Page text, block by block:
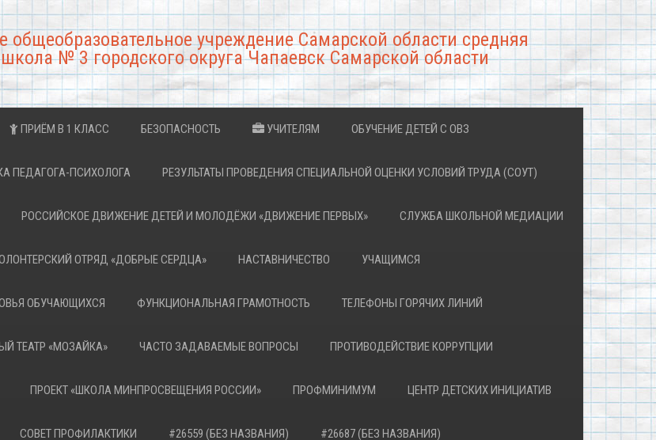
общеобразовательное учреждение Самарской области средняя
№ 3 городского округа Чапаевск Самарской области
ПРИЁМ В 1 КЛАСС БЕЗОПАСНОСТЬ УЧИТЕЛЯМ ОБУЧЕНИЕ ДЕТЕЙ С ОВЗ
ПЕДАГОГА-ПСИХОЛОГА РЕЗУЛЬТАТЫ ПРОВЕДЕНИЯ СПЕЦИАЛЬНОЙ ОЦЕНКИ УСЛОВИЙ ТРУДА (СОУТ)
РОССИЙСКОЕ ДВИЖЕНИЕ ДЕТЕЙ И МОЛОДЁЖИ «ДВИЖЕНИЕ ПЕРВЫХ» СЛУЖБА ШКОЛЬНОЙ МЕДИАЦИИ
ОТРЯД «ДОБРЫЕ СЕРДЦА» НАСТАВНИЧЕСТВО УЧАЩИМСЯ
ОБУЧАЮЩИХСЯ ФУНКЦИОНАЛЬНАЯ ГРАМОТНОСТЬ ТЕЛЕФОНЫ ГОРЯЧИХ ЛИНИЙ
ТЕАТР «МОЗАЙКА» ЧАСТО ЗАДАВАЕМЫЕ ВОПРОСЫ ПРОТИВОДЕЙСТВИЕ КОРРУПЦИИ
ПРОЕКТ «ШКОЛА МИНПРОСВЕЩЕНИЯ РОССИИ» ПРОФМИНИМУМ ЦЕНТР ДЕТСКИХ ИНИЦИАТИВ
СОВЕТ ПРОФИЛАКТИКИ #26559 (БЕЗ НАЗВАНИЯ) #26687 (БЕЗ НАЗВАНИЯ)